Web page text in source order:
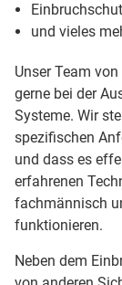
und vieles
Unser Team
gerne bei der
Systeme. Wir
spezifischen
und dass es
erfahrenen
fachmännisch
funktionieren.
Neben dem